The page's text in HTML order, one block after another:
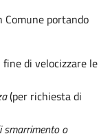
Comune portando
di velocizzare le
(per richiesta di
smarrimento o